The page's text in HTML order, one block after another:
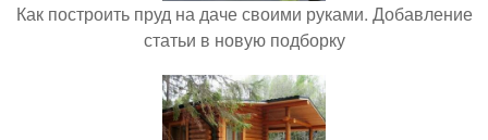
Как построить пруд на даче своими руками. Добавление
статьи в новую подборку